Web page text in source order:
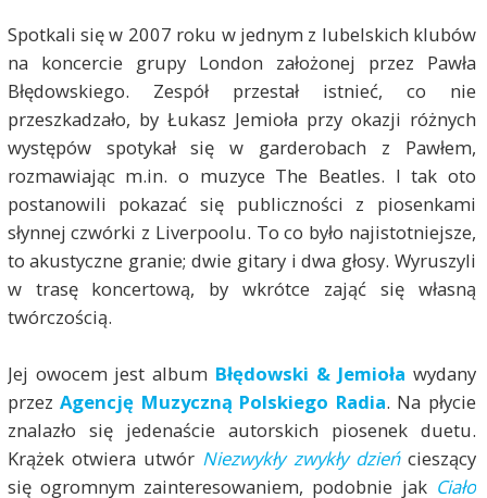
Spotkali się w 2007 roku w jednym z lubelskich klubów
na koncercie grupy London założonej przez Pawła
Błędowskiego. Zespół przestał istnieć, co nie
przeszkadzało, by Łukasz Jemioła przy okazji różnych
występów spotykał się w garderobach z Pawłem,
rozmawiając m.in. o muzyce The Beatles. I tak oto
postanowili pokazać się publiczności z piosenkami
słynnej czwórki z Liverpoolu. To co było najistotniejsze,
to akustyczne granie; dwie gitary i dwa głosy. Wyruszyli
w trasę koncertową, by wkrótce zająć się własną
twórczością.
Jej owocem jest album Błędowski & Jemioła wydany
przezAgencję Muzyczną Polskiego Radia. Na płycie
znalazło się jedenaście autorskich piosenek duetu.
Krążek otwiera utwór Niezwykły zwykły dzieńcieszący
się ogromnym zainteresowaniem, podobnie jak Ciało